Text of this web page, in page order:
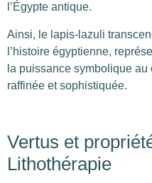
l’Égypte antique.
Ainsi, le lapis-lazuli
l’histoire égyptienne,
la puissance symbolique
raffinée et sophistiquée.
Vertus et
Lithothérapie